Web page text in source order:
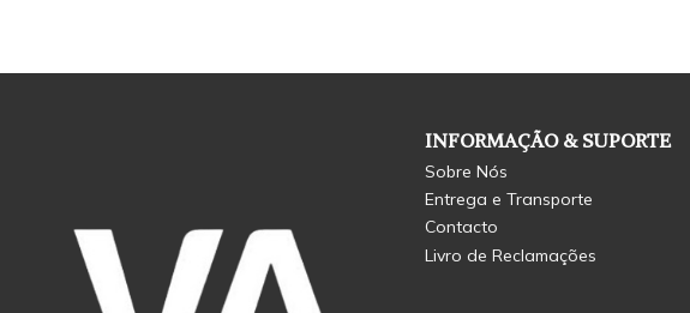
INFORMAÇÃO & SUPORTE
Sobre Nós
Entrega e Transporte
Contacto
Livro de Reclamações